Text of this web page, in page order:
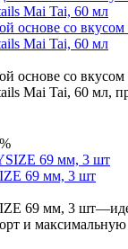
основе со
Mai Tai, 60 мл
основе со
Mai Tai, 60 мл,
69 мм, 3 шт
69 мм, 3
и максимальную